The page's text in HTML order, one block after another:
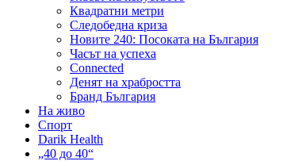
Квадратни метри
Следобедна криза
Новите 240: Посоката на България
Часът на успеха
Connected
Денят на храбростта
Бранд България
На живо
Спорт
Darik Health
„40 до 40“